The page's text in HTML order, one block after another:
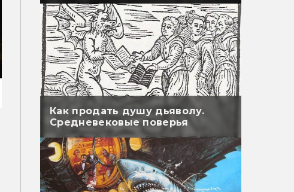
Как продать душу дьяволу.
Средневековые поверья